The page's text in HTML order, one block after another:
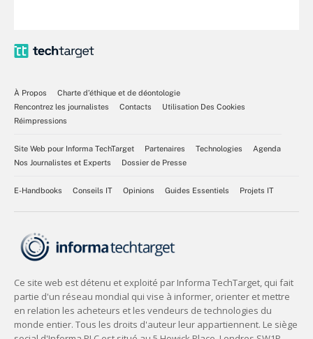
À Propos
Charte d’éthique et de déontologie
Rencontrez les journalistes
Contacts
Utilisation Des Cookies
Réimpressions
Site Web pour Informa TechTarget Partenaires Technologies
Agenda
Nos Journalistes et Experts
Dossier de Presse
E-Handbooks Conseils IT Opinions Guides Essentiels Projets IT